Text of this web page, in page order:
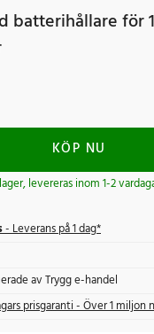
batterihållare för
KÖP NU
levereras inom 1-2
- Leverans på 1 dag*
av Trygg e-handel
prisgaranti - Över 1 miljon